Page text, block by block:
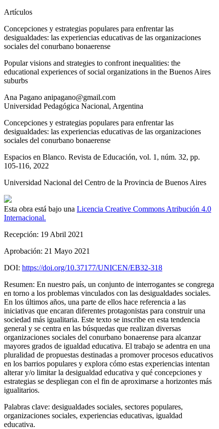
Artículos
Concepciones y estrategias populares para enfrentar las
desigualdades: las experiencias educativas de las organizaciones
sociales del conurbano bonaerense
Popular visions and strategies to confront inequalities: the
educational experiences of social organizations in the Buenos Aires
suburbs
Ana Pagano anipagano@gmail.com
Universidad Pedagógica Nacional, Argentina
Concepciones y estrategias populares para enfrentar las
desigualdades: las experiencias educativas de las organizaciones
sociales del conurbano bonaerense
Espacios en Blanco. Revista de Educación, vol. 1 , núm. 32, pp.
105-116, 2022
Universidad Nacional del Centro de la Provincia de Buenos Aires
Esta obra está bajo una Licencia Creative Commons Atribución 4.0
Internacional.
Recepción: 19 Abril 2021
Aprobación: 21 Mayo 2021
DOI: https://doi.org/10.37177/UNICEN/EB32-318
Resumen: En nuestro país, un conjunto de interrogantes se congrega
en torno a los problemas vinculados con las desigualdades sociales.
En los últimos años, una parte de ellos hace referencia a las
iniciativas que encaran diferentes protagonistas para construir una
sociedad más igualitaria. Este texto se inscribe en esta tendencia
general y se centra en las búsquedas que realizan diversas
organizaciones sociales del conurbano bonaerense para alcanzar
mayores grados de igualdad educativa. El trabajo se adentra en una
pluralidad de propuestas destinadas a promover procesos educativos
en los barrios populares y explora cómo estas experiencias intentan
alterar y/o limitar la desigualdad educativa y qué concepciones y
estrategias se despliegan con el fin de aproximarse a horizontes más
igualitarios.
Palabras clave: desigualdades sociales, sectores populares,
organizaciones sociales, experiencias educativas, igualdad
educativa.